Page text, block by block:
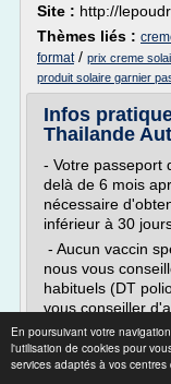
En poursuivant votre
l'utilisation de cookies pour
services adaptés à vos centres
Site : http://
Thèmes liés :
format/ prix creme
produit solaire garnier
Infos
Thailande
- Votre passeport
delà de 6 mois
nécessaire
inférieur à 30
- Aucun vaccin
nous vous
habituels (DT
vous conseiller
Lire la suite
Date:2015-04-